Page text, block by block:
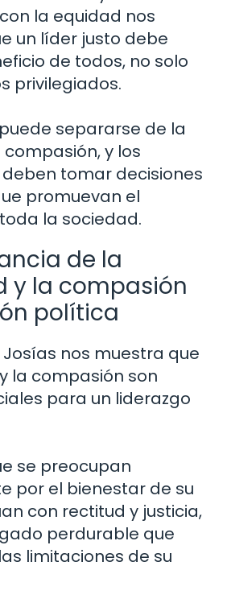
la equidad nos
un líder justo debe
de todos, no solo
privilegiados.
separarse de la
y los
tomar decisiones
promuevan el
la sociedad.
de la
y la compasión
política
nos muestra que
la compasión son
para un liderazgo
se preocupan
por el bienestar de su
con rectitud y justicia,
perdurable que
limitaciones de su